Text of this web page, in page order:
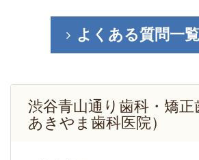
よくある質問一
渋谷青山通り歯科・矯正
あきやま歯科医院）